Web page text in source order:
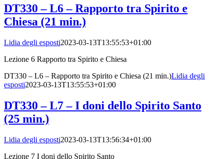
DT330 – L6 – Rapporto tra Spirito e
Chiesa (21 min.)
Lidia degli esposti2023-03-13T13:55:53+01:00
Lezione 6 Rapporto tra Spirito e Chiesa
DT330 – L6 – Rapporto tra Spirito e Chiesa (21 min.)Lidia degli
esposti2023-03-13T13:55:53+01:00
DT330 – L7 – I doni dello Spirito Santo
(25 min.)
Lidia degli esposti2023-03-13T13:56:34+01:00
Lezione 7 I doni dello Spirito Santo